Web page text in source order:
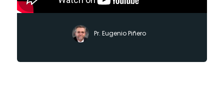
Pr. Eugenio Piñero